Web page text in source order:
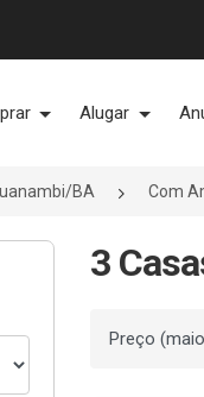
Alugar
BA Com
3
Ordenar por